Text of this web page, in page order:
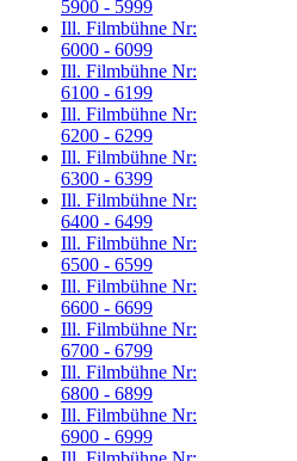
5900 - 5999
Ill. Filmbühne Nr:
6000 - 6099
Ill. Filmbühne Nr:
6100 - 6199
Ill. Filmbühne Nr:
6200 - 6299
Ill. Filmbühne Nr:
6300 - 6399
Ill. Filmbühne Nr:
6400 - 6499
Ill. Filmbühne Nr:
6500 - 6599
Ill. Filmbühne Nr:
6600 - 6699
Ill. Filmbühne Nr:
6700 - 6799
Ill. Filmbühne Nr:
6800 - 6899
Ill. Filmbühne Nr:
6900 - 6999